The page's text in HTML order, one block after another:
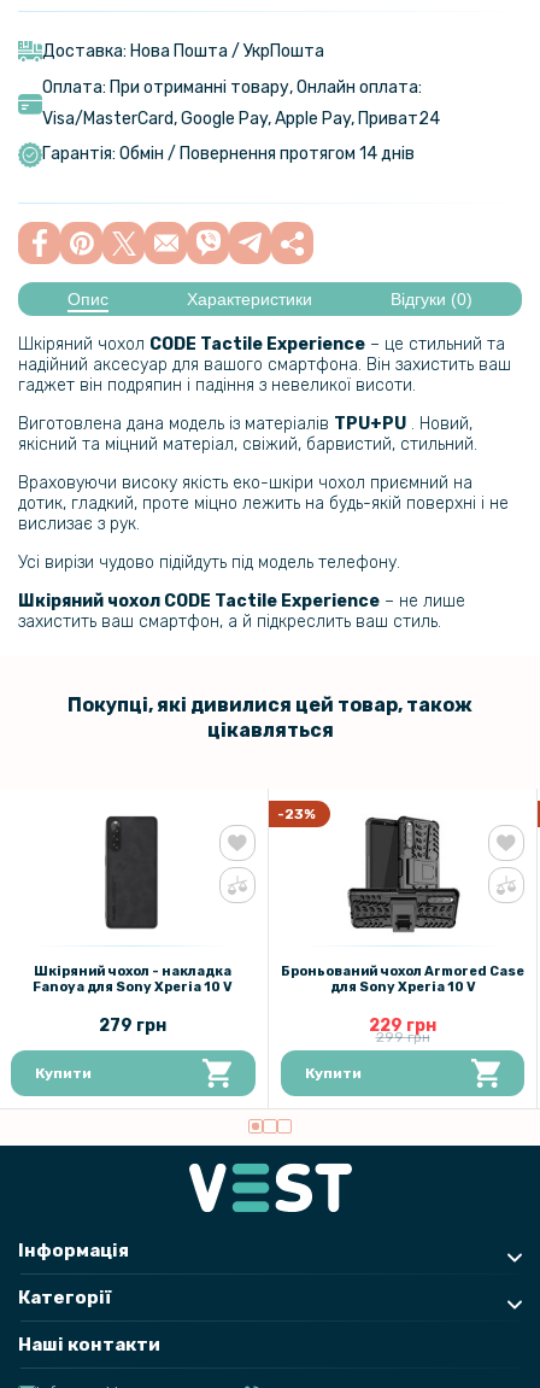
Шкіряний чохол - накладка Leather Hybrid Case для Sony Xperia 10
186 грн
219 грн
Захисне скло Full Screen 2,5D Tempered Glass для Sony Xperia 10 V,
223 грн
279 грн
Шкіряний чохол - накладка Fanoya для Sony Xperia 10 V
179 грн
279 грн
Чохол накладка New Textile leather Cаse для Sony Xperia 10 V
220 грн
259 грн
Шкіряний чохол - накладка SKIN Good Texture для Sony Xperia 10 V
Захисне скло 0.3mm Tempered Glass для Sony Xperia 10 V
159 грн
199 грн
Протиударна гідрогелева плівка Hydrogel Film для Sony Xperia 10 V,
129 грн
задню камеру
135 грн
159 грн
Захисне скло та рамка Tempered Glass 0,3 мм на задню камеру
Доставка: Нова Пошта / УкрПошта
Оплата: При отриманні товару, Онлайн оплата:
Visa/MasterСard, Google Pay, Apple Pay, Приват24
Гарантія: Обмін / Повернення протягом 14 днів
Опис Характеристики Відгуки (0)
Шкіряний чохол CODE Tactile Experience – це стильний та
надійний аксесуар для вашого смартфона. Він захистить ваш
гаджет він подряпин і падіння з невеликої висоти.
Виготовлена дана модель із матеріалів TPU+PU . Новий,
якісний та міцний матеріал, свіжий, барвистий, стильний.
Враховуючи високу якість еко-шкіри чохол приємний на
дотик, гладкий, проте міцно лежить на будь-якій поверхні і не
вислизає з рук.
Усі вирізи чудово підійдуть під модель телефону.
Шкіряний чохол CODE Tactile Experience – не лише
захистить ваш смартфон, а й підкреслить ваш стиль.
Покупці, які дивилися цей товар, також
цікавляться
Шкіряний чохол - накладка
Fanoya для Sony Xperia 10 V
279 грн
Купити
-23%
Броньований чохол Armored Case
для Sony Xperia 10 V
229 грн
299 грн
Купити
Інформація
Категорії
Наші контакти